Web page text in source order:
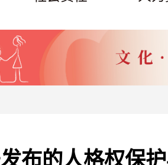
布的人格权保